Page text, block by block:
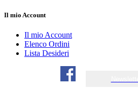
Il mio Account
Il mio Account
Elenco Ordini
Lista Desideri